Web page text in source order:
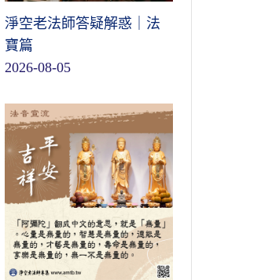
淨空老法師答疑解惑｜法
寶篇
2026-08-05